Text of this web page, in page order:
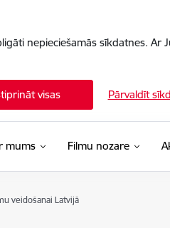
nepieciešamās sīkdatnes.
visas Pārvaldīt
mums Filmu nozare
veidošanai Latvijā